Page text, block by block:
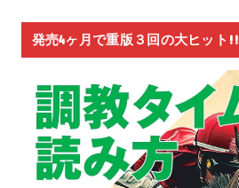
発売4ヶ月で重版３回の大ヒット!!